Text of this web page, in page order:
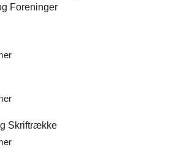
Foreninger
Skriftrække